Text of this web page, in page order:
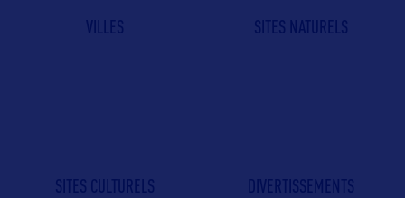
VILLES SITES NATURELS
SITES CULTURELS DIVERTISSEMENTS